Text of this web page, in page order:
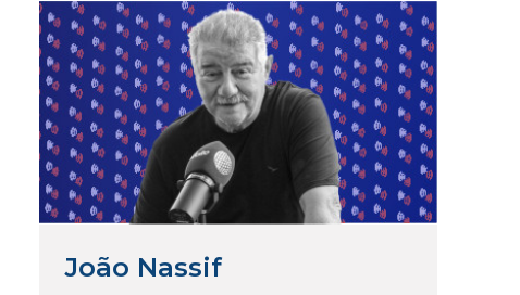
João Nassif